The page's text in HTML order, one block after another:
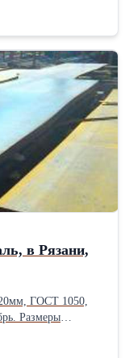
электронным
38 городах
от 1 штуки.
Возможна
90; 100; 110; 125;
8509-93 Способ
Ст 3пс/сп
Россия
в Рязани,
ГОСТ 1050,
Размеры
ширина листа
листа уточняйте